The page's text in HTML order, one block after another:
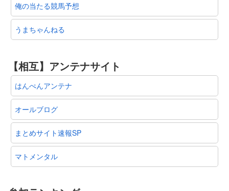
俺の当たる競馬予想
うまちゃんねる
【相互】アンテナサイト
はんぺんアンテナ
オールブログ
まとめサイト速報SP
マトメンタル